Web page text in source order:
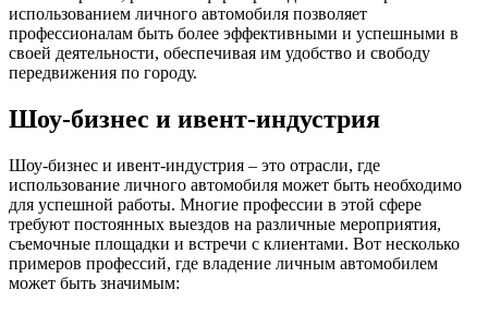
использованием личного автомобиля позволяет
профессионалам быть более эффективными и успешными в
своей деятельности, обеспечивая им удобство и свободу
передвижения по городу.
Шоу-бизнес и ивент-индустрия
Шоу-бизнес и ивент-индустрия – это отрасли, где
использование личного автомобиля может быть необходимо
для успешной работы. Многие профессии в этой сфере
требуют постоянных выездов на различные мероприятия,
съемочные площадки и встречи с клиентами. Вот несколько
примеров профессий, где владение личным автомобилем
может быть значимым: